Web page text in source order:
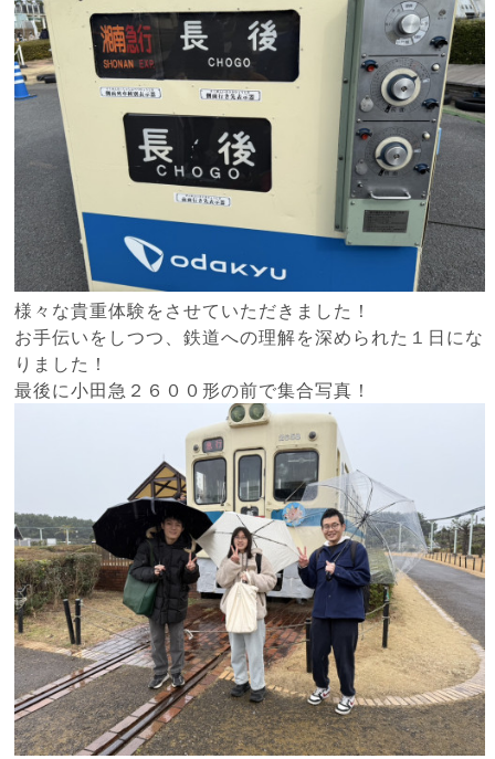
様々な貴重体験をさせていただきました！
お手伝いをしつつ、鉄道への理解を深められた１日にな
りました！
最後に小田急２６００形の前で集合写真！